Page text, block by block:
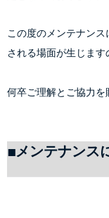
この度のメンテナン
される場面が生じます
何卒ご理解とご協力を
■メンテナンス